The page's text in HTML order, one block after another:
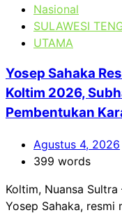
Nasional
SULAWESI
UTAMA
Yosep Sahaka
Koltim 2026,
Pembentukan
Agustus 4, 2026
399 words
Koltim, Nuansa
Yosep Sahaka, resmi